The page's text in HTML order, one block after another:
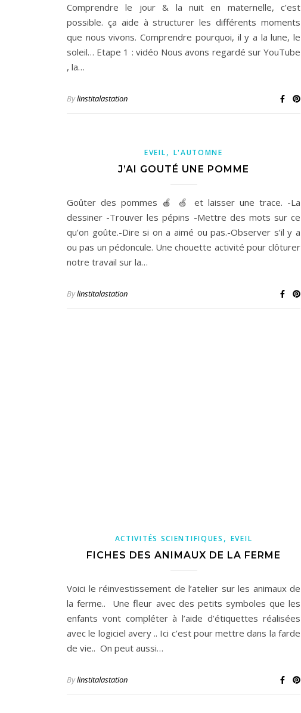
Comprendre le jour & la nuit en maternelle, c’est
possible. ça aide à structurer les différents moments
que nous vivons. Comprendre pourquoi, il y a la lune, le
soleil… Etape 1 : vidéo Nous avons regardé sur YouTube
, la…
Bylinstitalastation
EVEIL, L'AUTOMNE
J’AI GOUTÉ UNE POMME
Goûter des pommes 🍎 🍏 et laisser une trace. -La
dessiner -Trouver les pépins -Mettre des mots sur ce
qu’on goûte.-Dire si on a aimé ou pas.-Observer s’il y a
ou pas un pédoncule. Une chouette activité pour clôturer
notre travail sur la…
Bylinstitalastation
ACTIVITÉS SCIENTIFIQUES , EVEIL
FICHES DES ANIMAUX DE LA FERME
Voici le réinvestissement de l’atelier sur les animaux de
la ferme.. Une fleur avec des petits symboles que les
enfants vont compléter à l’aide d’étiquettes réalisées
avec le logiciel avery .. Ici c’est pour mettre dans la farde
de vie.. On peut aussi…
Bylinstitalastation